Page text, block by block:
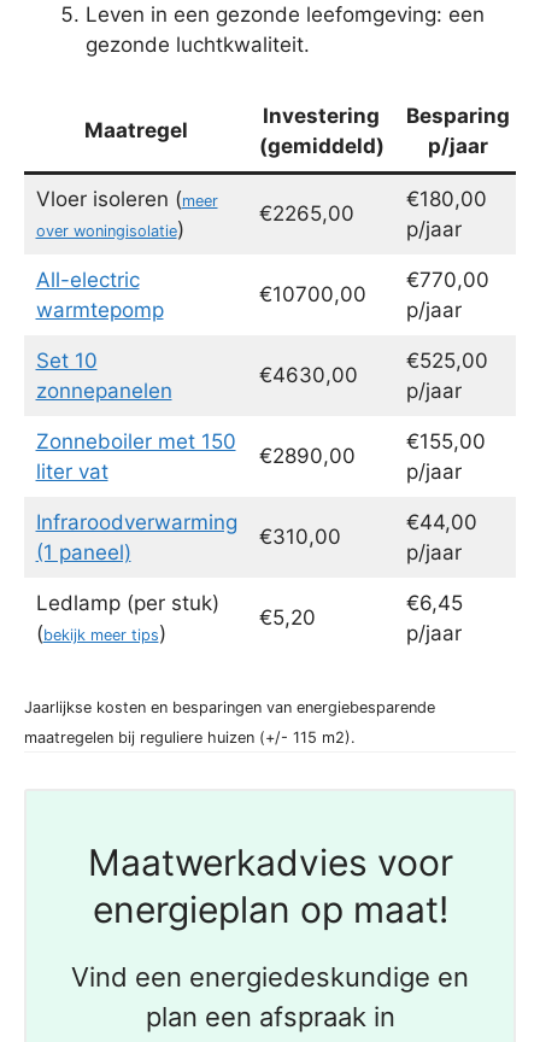
Leven in een gezonde leefomgeving: een
gezonde luchtkwaliteit.
Maatregel
Investering
(gemiddeld)
Besparing
p/jaar
Vloer isoleren (meer
over woningisolatie)
€2265,00
€180,00
p/jaar
All-electric
warmtepomp
€10700,00
€770,00
p/jaar
Set 10
zonnepanelen
€4630,00
€525,00
p/jaar
Zonneboiler met 150
liter vat
€2890,00
€155,00
p/jaar
Infraroodverwarming
(1 paneel)
€310,00
€44,00
p/jaar
Ledlamp (per stuk)
(bekijk meer tips)
€5,20
€6,45
p/jaar
Jaarlijkse kosten en besparingen van energiebesparende
maatregelen bij reguliere huizen (+/- 115 m2).
Maatwerkadvies voor
energieplan op maat!
Vind een energiedeskundige en
plan een afspraak in